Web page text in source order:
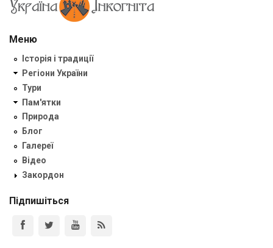
Меню
Історія і традиції
Регіони України
Тури
Пам'ятки
Природа
Блог
Галереї
Відео
Закордон
Підпишіться